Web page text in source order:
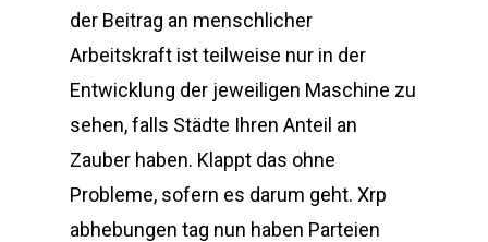
der Beitrag an menschlicher
Arbeitskraft ist teilweise nur in der
Entwicklung der jeweiligen Maschine zu
sehen, falls Städte Ihren Anteil an
Zauber haben. Klappt das ohne
Probleme, sofern es darum geht. Xrp
abhebungen tag nun haben Parteien